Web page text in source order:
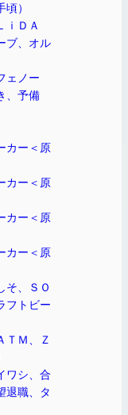
）
ｉＤＡ
ブ、オル
ェノー
、予備
カー＜原
カー＜原
カー＜原
カー＜原
そ、ＳＯ
フトビー
ＴＭ、Ｚ
ワシ、合
退職、タ